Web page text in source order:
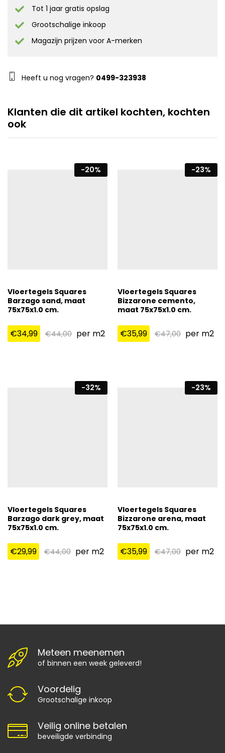
Tot 1 jaar gratis opslag
Grootschalige inkoop
Magazijn prijzen voor A-merken
Heeft u nog vragen? 0499-323938
Klanten die dit artikel kochten, kochten
ook
-20%
Vloertegels Squares
Barzago sand, maat
75x75x1.0 cm.
€34,99 €44,00 per m2
-23%
Vloertegels Squares
Bizzarone cemento,
maat 75x75x1.0 cm.
€35,99 €47,00 per m2
-32%
Vloertegels Squares
Barzago dark grey, maat
75x75x1.0 cm.
€29,99 €44,00 per m2
-23%
Vloertegels Squares
Bizzarone arena, maat
75x75x1.0 cm.
€35,99 €47,00 per m2
Meteen meenemen
of binnen een week geleverd!
Voordelig
Grootschalige inkoop
Veilig online betalen
beveiligde verbinding